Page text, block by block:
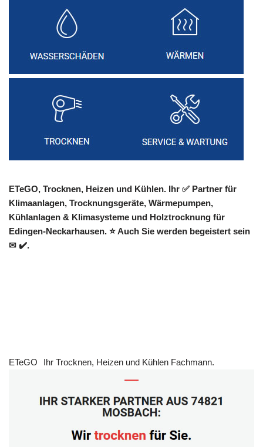
ETeGO, Trocknen, Heizen und Kühlen. Ihr ✅ Partner für
Klimaanlagen, Trocknungsgeräte, Wärmepumpen,
Kühlanlagen & Klimasysteme und Holztrocknung für
Edingen-Neckarhausen. ⭐ Auch Sie werden begeistert sein
✉ ✔️.
ETeGO Ihr Trocknen, Heizen und Kühlen Fachmann.